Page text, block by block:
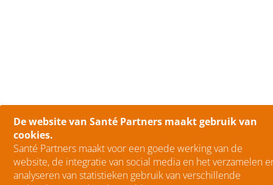
De website van Santé Partners maakt gebruik van
cookies.
Santé Partners maakt voor een goede werking van de
website, de integratie van social media en het verzamelen
analyseren van statistieken gebruik van verschillende